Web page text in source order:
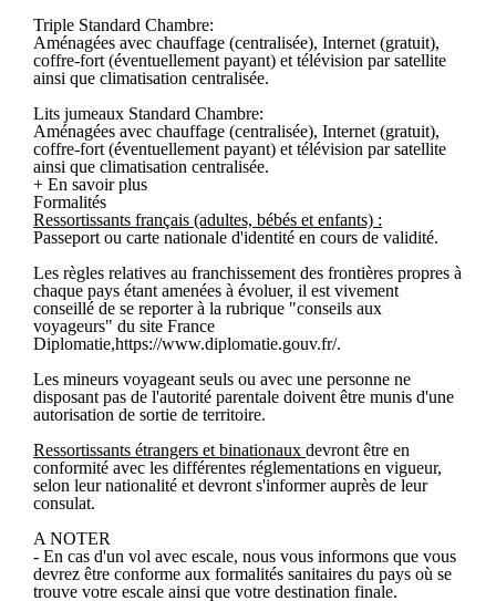
Triple Standard Chambre:
Aménagées avec chauffage (centralisée), Internet (gratuit),
coffre-fort (éventuellement payant) et télévision par satellite
ainsi que climatisation centralisée.
Lits jumeaux Standard Chambre:
Aménagées avec chauffage (centralisée), Internet (gratuit),
coffre-fort (éventuellement payant) et télévision par satellite
ainsi que climatisation centralisée.
+ En savoir plus
Formalités
Ressortissants français (adultes, bébés et enfants) :
Passeport ou carte nationale d'identité en cours de validité.
Les règles relatives au franchissement des frontières propres à
chaque pays étant amenées à évoluer, il est vivement
conseillé de se reporter à la rubrique "conseils aux
voyageurs" du site France
Diplomatie,https://www.diplomatie.gouv.fr/.
Les mineurs voyageant seuls ou avec une personne ne
disposant pas de l'autorité parentale doivent être munis d'une
autorisation de sortie de territoire.
Ressortissants étrangers et binationaux devront être en
conformité avec les différentes réglementations en vigueur,
selon leur nationalité et devront s'informer auprès de leur
consulat.
A NOTER
- En cas d'un vol avec escale, nous vous informons que vous
devrez être conforme aux formalités sanitaires du pays où se
trouve votre escale ainsi que votre destination finale.